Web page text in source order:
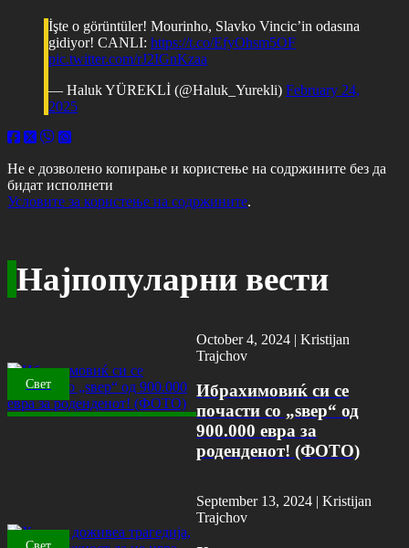
İşte o görüntüler! Mourinho, Slavko Vincic’in odasına
gidiyor! CANLI: https://t.co/EfyOhsm5OF
pic.twitter.com/rJ2IGnKzaa
— Haluk YÜREKLİ (@Haluk_Yurekli) February 24,
2025
Не е дозволено копирање и користење на содржините без да
бидат исполнети
Условите за користење на содржините.
Најпопуларни вести
Свет
October 4, 2024 |Kristijan
Trajchov
Ибрахимовиќ си се
почасти со „ѕвер“ од
900.000 евра за
роденденот! (ФОТО)
September 13, 2024 | Kristijan
Trajchov